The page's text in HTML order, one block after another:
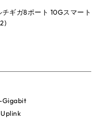
ギガ8ポート 10Gスマート
Gigabit
Uplink